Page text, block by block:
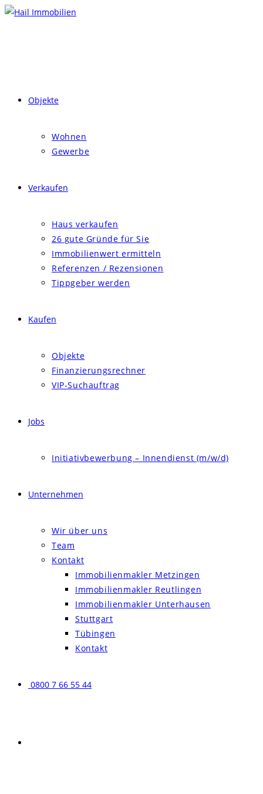
Zum
Objekte
Wohnen
Gewerbe
Verkaufen
Haus verkaufen
26 gute Gründe für Sie
Immobilienwert ermitteln
Referenzen / Rezensionen
Tippgeber werden
Kaufen
Objekte
Finanzierungsrechner
VIP-Suchauftrag
Jobs
Initiativbewerbung – Innendienst (m/w/d)
Unternehmen
Wir über uns
Team
Kontakt
Immobilienmakler Metzingen
Immobilienmakler Reutlingen
Immobilienmakler Unterhausen
Stuttgart
Tübingen
Kontakt
0800 7 66 55 44